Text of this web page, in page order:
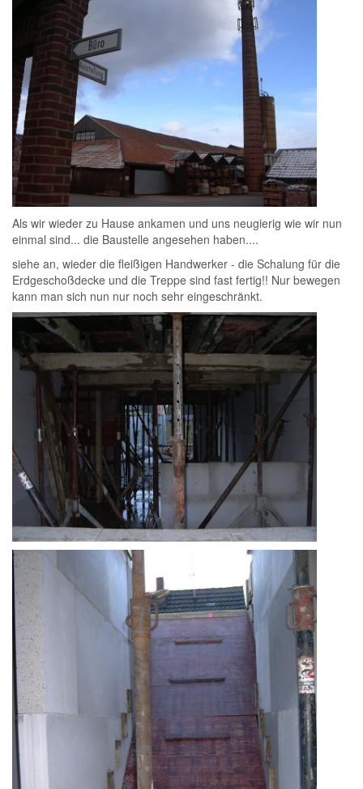
Als wir wieder zu Hause ankamen und uns neugierig wie wir nun
einmal sind... die Baustelle angesehen haben....
siehe an, wieder die fleißigen Handwerker - die Schalung für die
Erdgeschoßdecke und die Treppe sind fast fertig!! Nur bewegen
kann man sich nun nur noch sehr eingeschränkt.